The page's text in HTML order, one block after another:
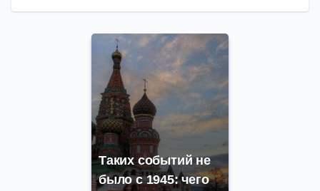
Таких событий не
было с 1945: чего